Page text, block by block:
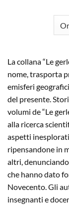
La collana “Le
nome, trasporta
emisferi
del presente.
volumi de “Le
alla ricerca
aspetti
ripensandone in
altri,
che hanno dato
Novecento. Gli
insegnanti e